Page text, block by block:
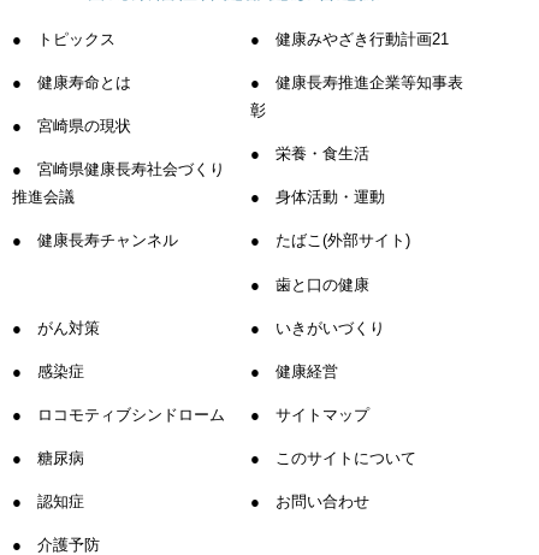
トピックス
健康寿命とは
宮崎県の現状
宮崎県健康長寿社会づくり
推進会議
健康長寿チャンネル
健康みやざき行動計画21
健康長寿推進企業等知事表
彰
栄養・食生活
身体活動・運動
たばこ(外部サイト)
歯と口の健康
がん対策
感染症
ロコモティブシンドローム
糖尿病
認知症
介護予防
いきがいづくり
健康経営
サイトマップ
このサイトについて
お問い合わせ